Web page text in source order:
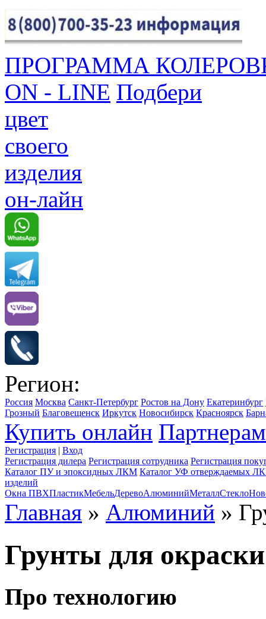
ПРОГРАММА
ON - LINE Подбери
цвет
своего
изделия
он-лайн
Регион:
Россия Москва Санкт-Петербург Ростов на Дону Екатеринбург
Грозный Благовещенск Иркутск Новосибирск Красноярск
Купить онлайн Партнерам
Регистрация | Вход
Регистрация дилера Регистрация сотрудника Регистрация
Каталог ПУ и эпоксидных ЛКМ Каталог УФ отверждаемых
изделий
Окна ПВХПластикМебельДеревоАлюминийМеталлСтекло
Главная » Алюминий »
Грунты для
Про технологию